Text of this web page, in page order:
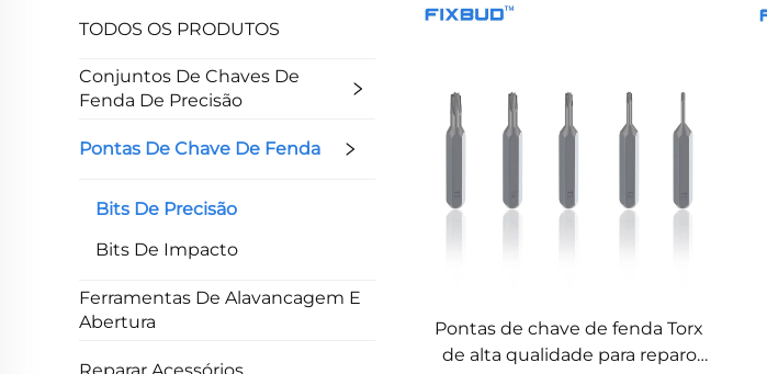
TODOS OS PRODUTOS
Conjuntos De Chaves De
Fenda De Precisão
Pontas De Chave De Fenda
Bits De Precisão
Bits De Impacto
Ferramentas De Alavancagem E
Abertura
Reparar Acessórios
Pontas de chave de fenda Torx
de alta qualidade para reparo